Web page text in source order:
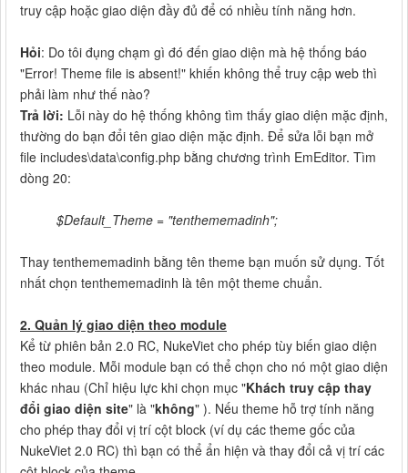
truy cập hoặc giao diện đầy đủ để có nhiều tính năng hơn.
Hỏi: Do tôi đụng chạm gì đó đến giao diện mà hệ thống báo
"Error! Theme file is absent!" khiến không thể truy cập web thì
phải làm như thế nào?
Trả lời: Lỗi này do hệ thống không tìm thấy giao diện mặc định,
thường do bạn đổi tên giao diện mặc định. Để sửa lỗi bạn mở
file includes\data\config.php bằng chương trình EmEditor. Tìm
dòng 20:
$Default_Theme = "tenthememadinh";
Thay tenthememadinh bằng tên theme bạn muốn sử dụng. Tốt
nhất chọn tenthememadinh là tên một theme chuẩn.
2. Quản lý giao diện theo module
Kể từ phiên bản 2.0 RC, NukeViet cho phép tùy biến giao diện
theo module. Mỗi module bạn có thể chọn cho nó một giao diện
khác nhau (Chỉ hiệu lực khi chọn mục "Khách truy cập thay
đổi giao diện site" là "không" ). Nếu theme hỗ trợ tính năng
cho phép thay đổi vị trí cột block (ví dụ các theme gốc của
NukeViet 2.0 RC) thì bạn có thể ẩn hiện và thay đổi cả vị trí các